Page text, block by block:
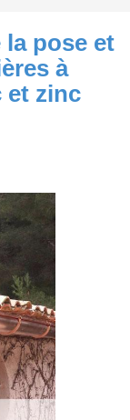
pose et
à
et zinc